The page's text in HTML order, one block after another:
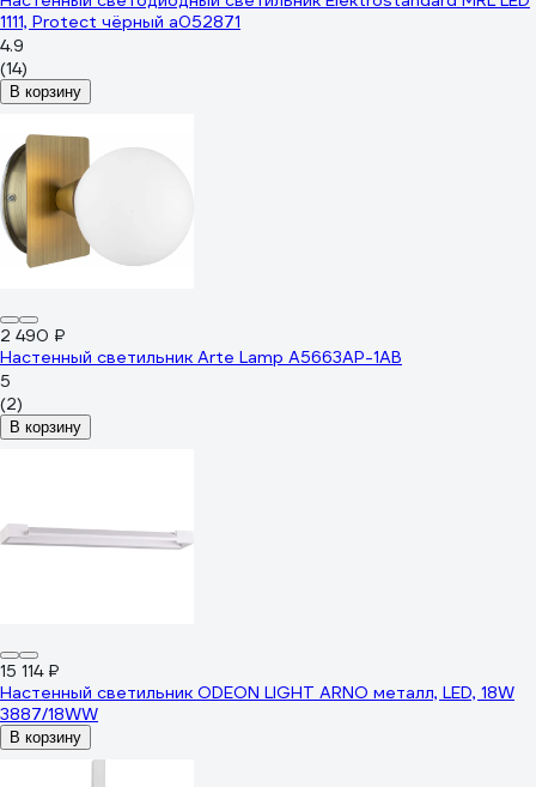
1111, Protect чёрный a052871
4.9
(14)
В корзину
2 490 ₽
Настенный светильник Arte Lamp A5663AP-1AB
5
(2)
В корзину
15 114 ₽
Настенный светильник ODEON LIGHT ARNO металл, LED, 18W
3887/18WW
В корзину